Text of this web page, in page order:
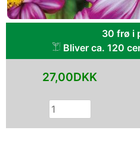
27,00DKK
30 frø i
Bliver ca. 120